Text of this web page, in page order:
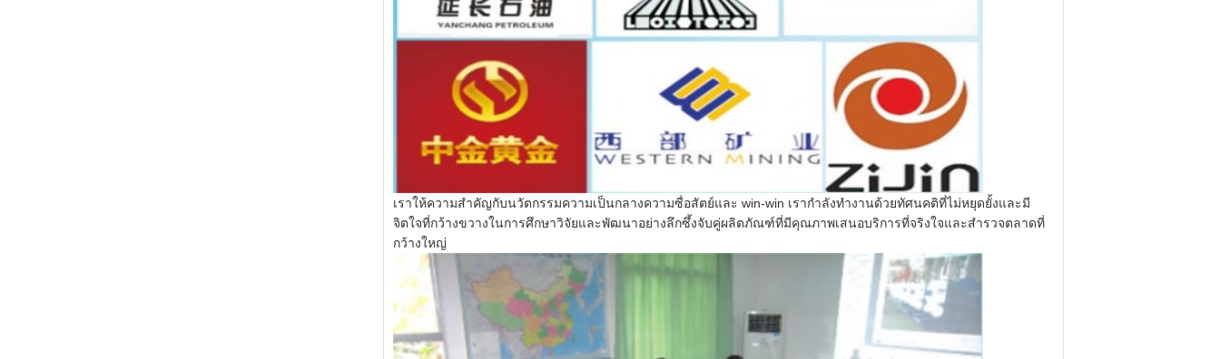
เราให้ความสำคัญกับนวัตกรรมความเป็นกลางความซื่อสัตย์และ win-win เรากำลังทำงานด้วยทัศนคติที่ไม่หยุดยั้งและมี
จิตใจที่กว้างขวางในการศึกษาวิจัยและพัฒนาอย่างลึกซึ้งจับคู่ผลิตภัณฑ์ที่มีคุณภาพเสนอบริการที่จริงใจและสำรวจตลาดที่
กว้างใหญ่